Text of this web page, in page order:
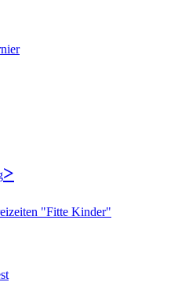
"Fitte Kinder"